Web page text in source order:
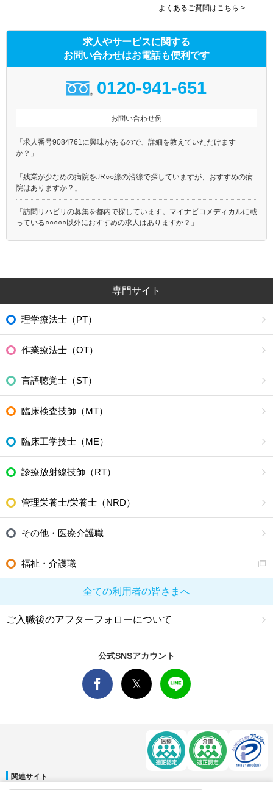
よくあるご質問はこちら >
求人やサービスに関する
お問い合わせはお電話も便利です
0120-941-651
お問い合わせ例
「求人番号9084761に興味があるので、詳細を教えていただけます
か？」
「残業が少なめの病院をJR○○線の沿線で探していますが、おすすめの病
院はありますか？」
「訪問リハビリの募集を都内で探しています。マイナビコメディカルに載
っている○○○○○以外におすすめの求人はありますか？」
専門サイト
理学療法士（PT）
作業療法士（OT）
言語聴覚士（ST）
臨床検査技師（MT）
臨床工学技士（ME）
診療放射線技師（RT）
管理栄養士/栄養士（NRD）
その他・医療介護職
福祉・介護職
全ての利用者の皆さまへ
ご入職後のアフターフォローについて
公式SNSアカウント
関連サイト
マイナビDOCTOR│マイナビ看護師│マイナビ薬剤師│マイナビ保育士